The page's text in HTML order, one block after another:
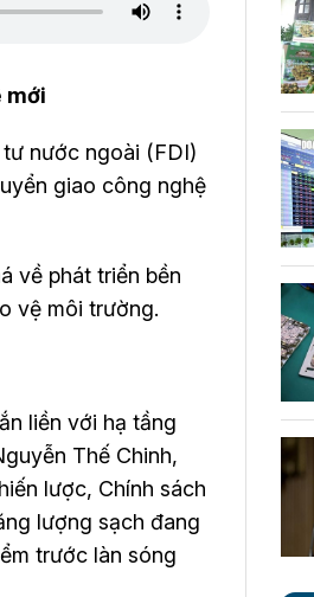
mới
nước ngoài (FDI)
giao công nghệ
về phát triển bền
vệ môi trường.
liền với hạ tầng
Thế Chinh,
lược, Chính sách
lượng sạch đang
trước làn sóng